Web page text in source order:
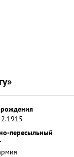
пересыльный